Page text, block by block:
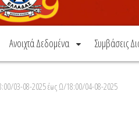
Ανοιχτά Δεδομένα Συμβάσεις
03-08-2025 έως Ω/18:00/04-08-2025